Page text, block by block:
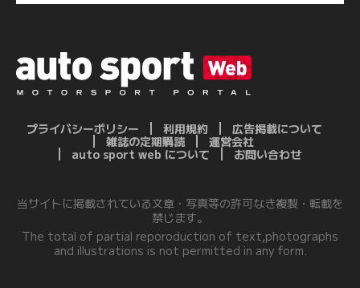
プライバシーポリシー 利用規約
広告掲載について
雑誌の定期購読
運営会社
auto sport web について
お問い合わせ
当サイトに掲載されている文章・写真等の許可なき複製・転載を
禁じます。
The total of partial reporoduction of text,photographs
and illustrations is not permitted in any form.